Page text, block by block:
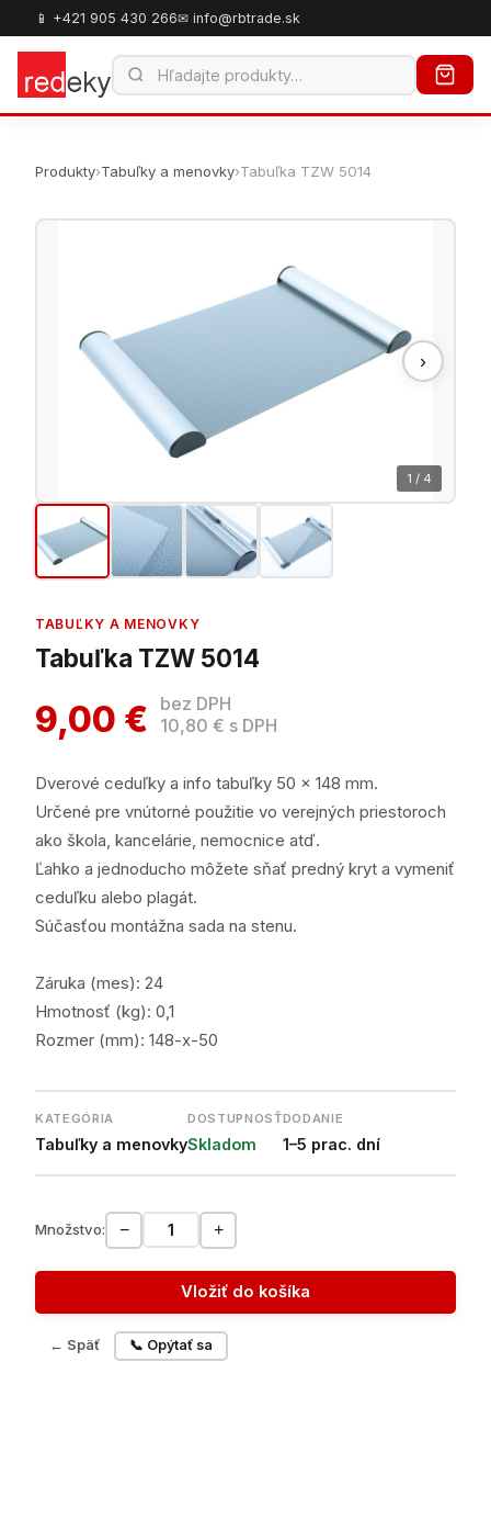
📱 +421 905 430 266✉ info@rbtrade.sk
Produkty›Tabuľky a menovky›Tabuľka TZW 5014
›
1 / 4
TABUĽKY A MENOVKY
Tabuľka TZW 5014
9,00 €
bez DPH
10,80 € s DPH
Dverové ceduľky a info tabuľky 50 x 148 mm.
Určené pre vnútorné použitie vo verejných priestoroch
ako škola, kancelárie, nemocnice atď.
Ľahko a jednoducho môžete sňať predný kryt a vymeniť
ceduľku alebo plagát.
Súčasťou montážna sada na stenu.
Záruka (mes): 24
Hmotnosť (kg): 0,1
Rozmer (mm): 148-x-50
KATEGÓRIA
Tabuľky a menovky
DOSTUPNOSŤ
Skladom
DODANIE
1–5 prac. dní
Množstvo: − +
Vložiť do košíka
← Späť 📞 Opýtať sa